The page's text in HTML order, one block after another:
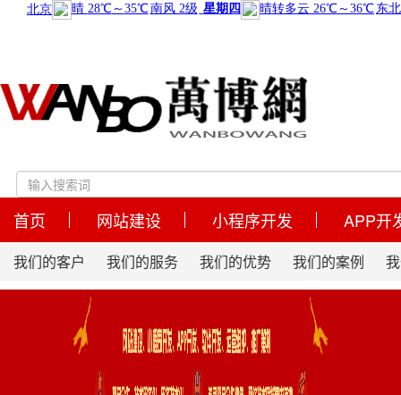
首页 网站建设 小程序开发 APP开
我们的客户 我们的服务 我们的优势 我们的案例